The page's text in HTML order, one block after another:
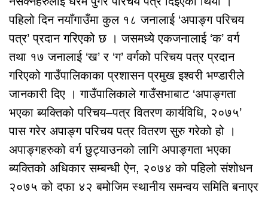
पहिलो दिन नयाँगाउँमा कुल १८ जनालाई ‘अपाङ्ग परिचय
पत्र’ प्रदान गरिएको छ । जसमध्ये एकजनालाई ‘क’ वर्ग
तथा १७ जनालाई ‘ख’ र ‘ग’ वर्गको परिचय पत्र प्रदान
गरिएको गाउँपालिकाका प्रशासन प्रमुख इश्वरी भण्डारीले
जानकारी दिए । गाउँपालिकाले गाउँसभाबाट ‘अपाङ्गता
भएका ब्यक्तिको परिचय–पत्र वितरण कार्यविधि, २०७५’
पास गरेर अपाङ्ग परिचय पत्र वितरण सुरु गरेको हो ।
अपाङ्गहरुको वर्ग छुट्याउनको लागि अपाङ्गता भएका
ब्यक्तिको अधिकार सम्बन्धी ऐन, २०७४ को पहिलो संशोधन
२०७५ को दफा ४२ बमोजिम स्थानीय समन्वय समिति बनाएर